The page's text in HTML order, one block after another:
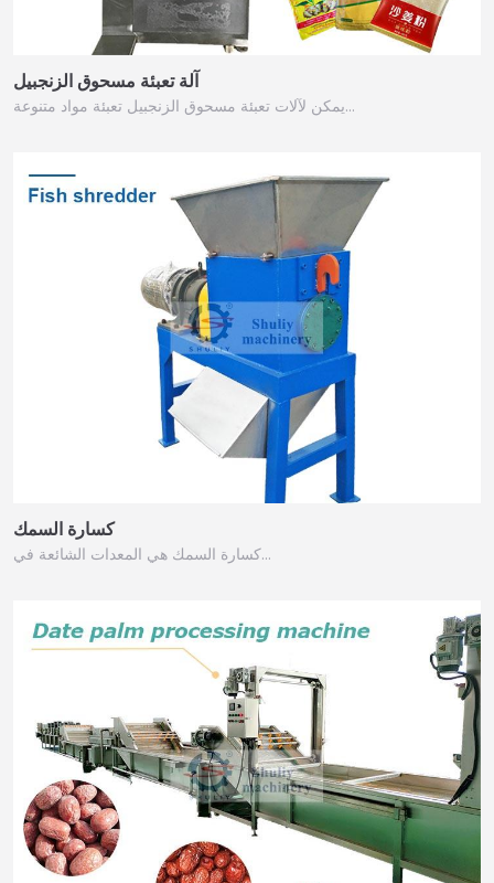
آلة تعبئة مسحوق الزنجبيل
يمكن لآلات تعبئة مسحوق الزنجبيل تعبئة مواد متنوعة…
كسارة السمك
كسارة السمك هي المعدات الشائعة في…